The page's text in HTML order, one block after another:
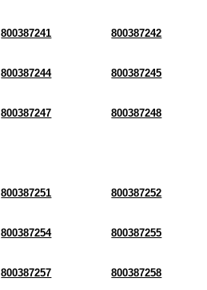
800387241 800387242
800387244 800387245
800387247 800387248
800387251 800387252
800387254 800387255
800387257 800387258